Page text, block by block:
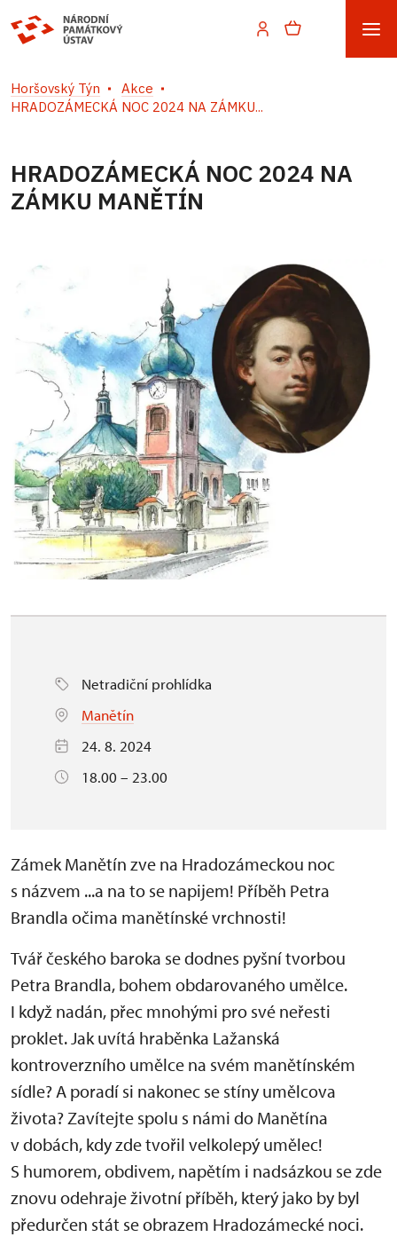
Horšovský Týn
Akce
HRADOZÁMECKÁ NOC 2024 NA ZÁMKU...
HRADOZÁMECKÁ NOC 2024 NA
ZÁMKU MANĚTÍN
Netradiční prohlídka
Manětín
24. 8. 2024
18.00 – 23.00
Zámek Manětín zve na Hradozámeckou noc
s názvem ...a na to se napijem! Příběh Petra
Brandla očima manětínské vrchnosti!
Tvář českého baroka se dodnes pyšní tvorbou
Petra Brandla, bohem obdarovaného umělce.
I když nadán, přec mnohými pro své neřesti
proklet. Jak uvítá hraběnka Lažanská
kontroverzního umělce na svém manětínském
sídle? A poradí si nakonec se stíny umělcova
života? Zavítejte spolu s námi do Manětína
v dobách, kdy zde tvořil velkolepý umělec!
S humorem, obdivem, napětím i nadsázkou se zde
znovu odehraje životní příběh, který jako by byl
předurčen stát se obrazem Hradozámecké noci.